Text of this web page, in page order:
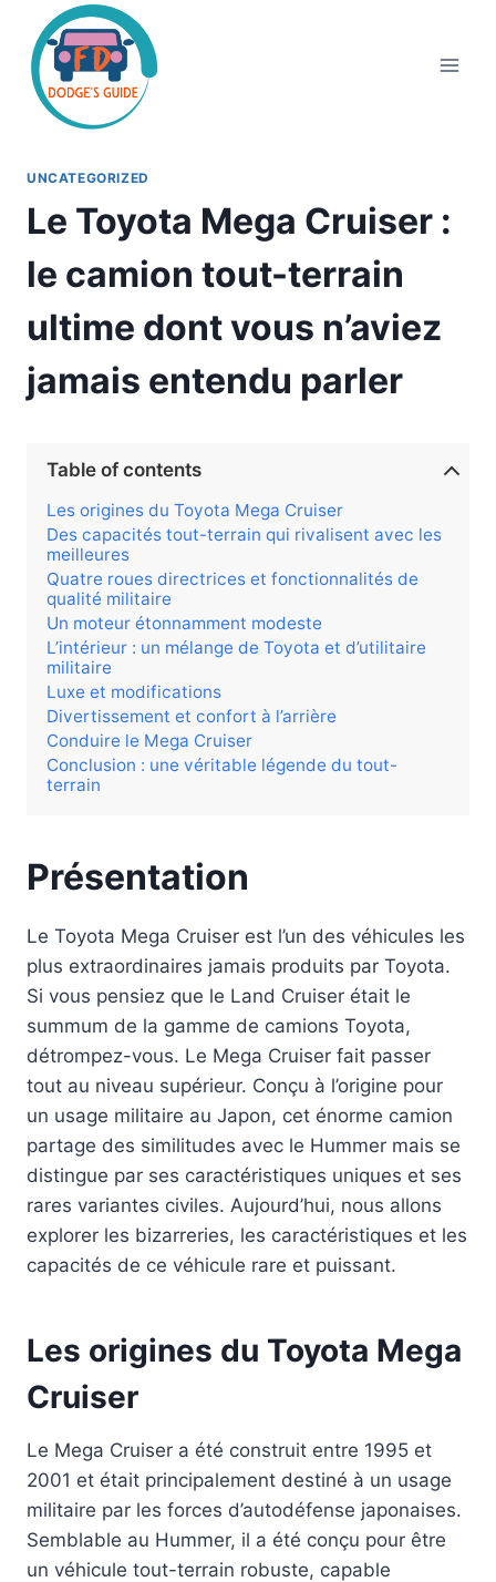
contenu
UNCATEGORIZED
Le Toyota Mega Cruiser :
le camion tout-terrain
ultime dont vous n’aviez
jamais entendu parler
Table of contents
Les origines du Toyota Mega Cruiser
Des capacités tout-terrain qui rivalisent avec les
meilleures
Quatre roues directrices et fonctionnalités de
qualité militaire
Un moteur étonnamment modeste
L’intérieur : un mélange de Toyota et d’utilitaire
militaire
Luxe et modifications
Divertissement et confort à l’arrière
Conduire le Mega Cruiser
Conclusion : une véritable légende du tout-
terrain
Présentation
Le Toyota Mega Cruiser est l’un des véhicules les
plus extraordinaires jamais produits par Toyota.
Si vous pensiez que le Land Cruiser était le
summum de la gamme de camions Toyota,
détrompez-vous. Le Mega Cruiser fait passer
tout au niveau supérieur. Conçu à l’origine pour
un usage militaire au Japon, cet énorme camion
partage des similitudes avec le Hummer mais se
distingue par ses caractéristiques uniques et ses
rares variantes civiles. Aujourd’hui, nous allons
explorer les bizarreries, les caractéristiques et les
capacités de ce véhicule rare et puissant.
Les origines du Toyota Mega
Cruiser
Le Mega Cruiser a été construit entre 1995 et
2001 et était principalement destiné à un usage
militaire par les forces d’autodéfense japonaises.
Semblable au Hummer, il a été conçu pour être
un véhicule tout-terrain robuste, capable